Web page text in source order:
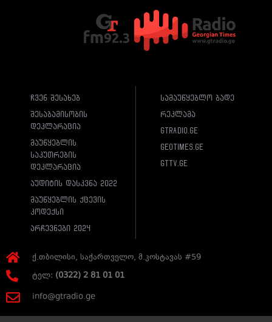
ჩვენ შესახებ
შესაბამისობის
დეკლარაცია
მაუწყებლის
საკუთრების
დეკლარაცია
აუდიტის დასკვნა 2022
მაუწყებლის ქცევის
კოდექსი
არჩევნები 2024
სამაუწყებლო ბადე
რეკლამა
gtradio.ge
geotimes.ge
gttv.ge
ქ.თბილისი, საქართველო, მ.კოსტავას #59
ტელ: (0322) 2 81 01 01
info@gtradio.ge